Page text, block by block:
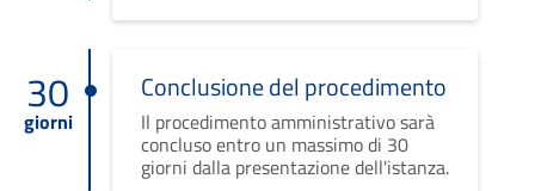
30
giorni
Conclusione del procedimento
Il procedimento amministrativo sarà
concluso entro un massimo di 30
giorni dalla presentazione dell'istanza.